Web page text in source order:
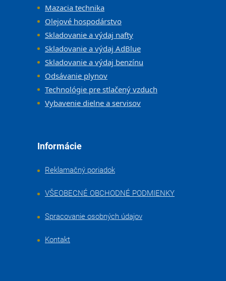
Mazacia technika
Olejové hospodárstvo
Skladovanie a výdaj nafty
Skladovanie a výdaj AdBlue
Skladovanie a výdaj benzínu
Odsávanie plynov
Technológie pre stlačený vzduch
Vybavenie dielne a servisov
Informácie
Reklamačný poriadok
VŠEOBECNÉ OBCHODNÉ PODMIENKY
Spracovanie osobných údajov
Kontakt